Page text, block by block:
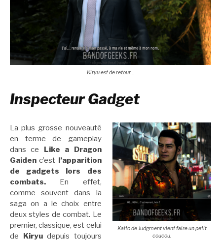
Kiryu est de retour…
Inspecteur Gadget
Kaito de Judgment vient faire un petit
coucou.
La plus grosse nouveauté
en terme de gameplay
dans ce Like a Dragon
Gaiden c’est l’apparition
de gadgets lors des
combats. En effet,
comme souvent dans la
saga on a le choix entre
deux styles de combat. Le
premier, classique, est celui
de Kiryu depuis toujours